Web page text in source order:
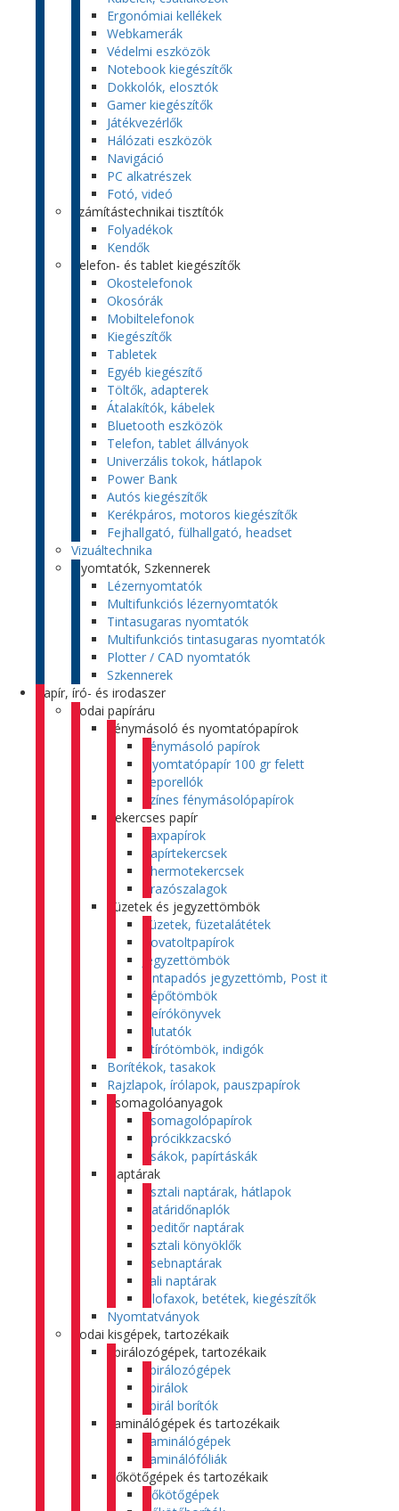
Ergonómiai kellékek
Webkamerák
Védelmi eszközök
Notebook kiegészítők
Dokkolók, elosztók
Gamer kiegészítők
Játékvezérlők
Hálózati eszközök
Navigáció
PC alkatrészek
Fotó, videó
Számítástechnikai tisztítók
Folyadékok
Kendők
Telefon- és tablet kiegészítők
Okostelefonok
Okosórák
Mobiltelefonok
Kiegészítők
Tabletek
Egyéb kiegészítő
Töltők, adapterek
Átalakítók, kábelek
Bluetooth eszközök
Telefon, tablet állványok
Univerzális tokok, hátlapok
Power Bank
Autós kiegészítők
Kerékpáros, motoros kiegészítők
Fejhallgató, fülhallgató, headset
Vizuáltechnika
Nyomtatók, Szkennerek
Lézernyomtatók
Multifunkciós lézernyomtatók
Tintasugaras nyomtatók
Multifunkciós tintasugaras nyomtatók
Plotter / CAD nyomtatók
Szkennerek
Papír, író- és irodaszer
Irodai papíráru
Fénymásoló és nyomtatópapírok
Fénymásoló papírok
Nyomtatópapír 100 gr felett
Leporellók
Színes fénymásolópapírok
Tekercses papír
Faxpapírok
Papírtekercsek
Thermotekercsek
Árazószalagok
Füzetek és jegyzettömbök
Füzetek, füzetalátétek
Rovatoltpapírok
Jegyzettömbök
Öntapadós jegyzettömb, Post it
Tépőtömbök
Beírókönyvek
Mutatók
Átírótömbök, indigók
Borítékok, tasakok
Rajzlapok, írólapok, pauszpapírok
Csomagolóanyagok
Csomagolópapírok
Aprócikkzacskó
Zsákok, papírtáskák
Naptárak
Asztali naptárak, hátlapok
Határidőnaplók
Speditőr naptárak
Asztali könyöklők
Zsebnaptárak
Fali naptárak
Filofaxok, betétek, kiegészítők
Nyomtatványok
Irodai kisgépek, tartozékaik
Spirálozógépek, tartozékaik
Spirálozógépek
Spirálok
Spirál borítók
Laminálógépek és tartozékaik
Laminálógépek
Laminálófóliák
Hőkötőgépek és tartozékaik
Hőkötőgépek